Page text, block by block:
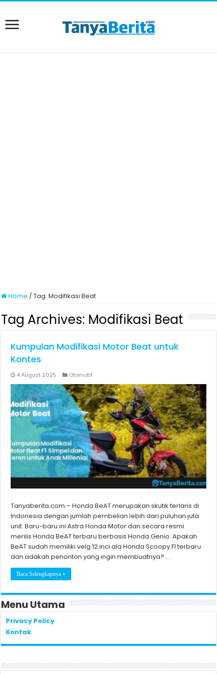
Home /Tag:Modifikasi Beat
Tag Archives: Modifikasi Beat
Kumpulan Modifikasi Motor Beat untuk
Kontes
4 August 2025 Otomotif
Tanyaberita.com – Honda BeAT merupakan skutik terlaris di
Indonesia dengan jumlah pembelian lebih dari puluhan juta
unit. Baru-baru ini Astra Honda Motor dan secara resmi
merilis Honda BeAT terbaru berbasis Honda Genio. Apakah
BeAT sudah memiliki velg 12 inci ala Honda Scoopy FI terbaru
dan adakah penonton yang ingin membuatnya? …
Baca Selengkapnya »
Menu Utama
Privacy Policy
Kontak